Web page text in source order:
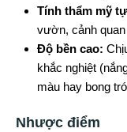
Tính thẩm mỹ
vườn, cảnh
Độ bền cao:
khắc nghiệt
màu hay bong
Nhược điểm